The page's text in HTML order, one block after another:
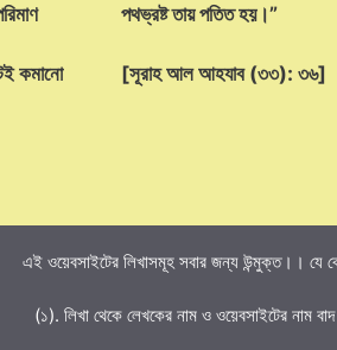
কমানো
পথভ্রষ্ট তায় পতিত হয়।”
[সূরাহ আল আহযাব (৩৩): ৩৬]
এই ওয়েবসাইটের লিখাসমূহ সবার জন্য উন্মুক্ত।। যে
(১). লিখা থেকে লেখকের নাম ও ওয়েবসাইটের নাম